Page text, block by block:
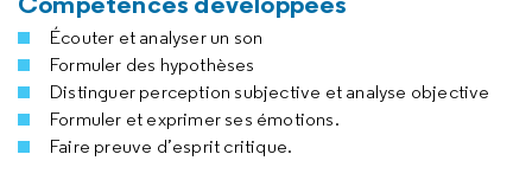
Écouter et analyser un son
Formuler des hypothèses
Distinguer perception subjective et analyse objective
Formuler et exprimer ses émotions.
Faire preuve d’esprit critique.